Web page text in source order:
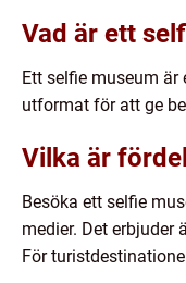
Vad är ett
Ett selfie museum
utformat för att ge
Vilka är
Besöka ett selfie
medier. Det
För